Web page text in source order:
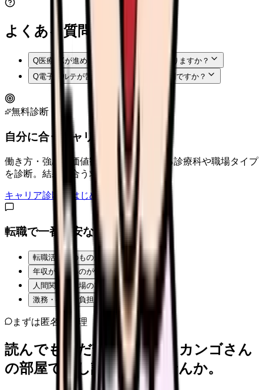
よくある質問
Q医療DXが進めば看護師の記録残業は減りますか？
Q電子カルテが苦手な看護師は転職で不利ですか？
無料診断
自分に合うキャリアタイプは？
働き方・強み・価値観から、向いている診療科や職場タイプ
を診断。結果に合う求人も表示。
キャリア診断をはじめる
転職で一番不安なことは？
転職活動そのものが不安
年収が下がるのが怖い
人間関係・職場の雰囲気
激務・夜勤の負担
まずは匿名で整理
読んでもまだ苦しいなら、カンゴさん
の部屋で少し話してみませんか。